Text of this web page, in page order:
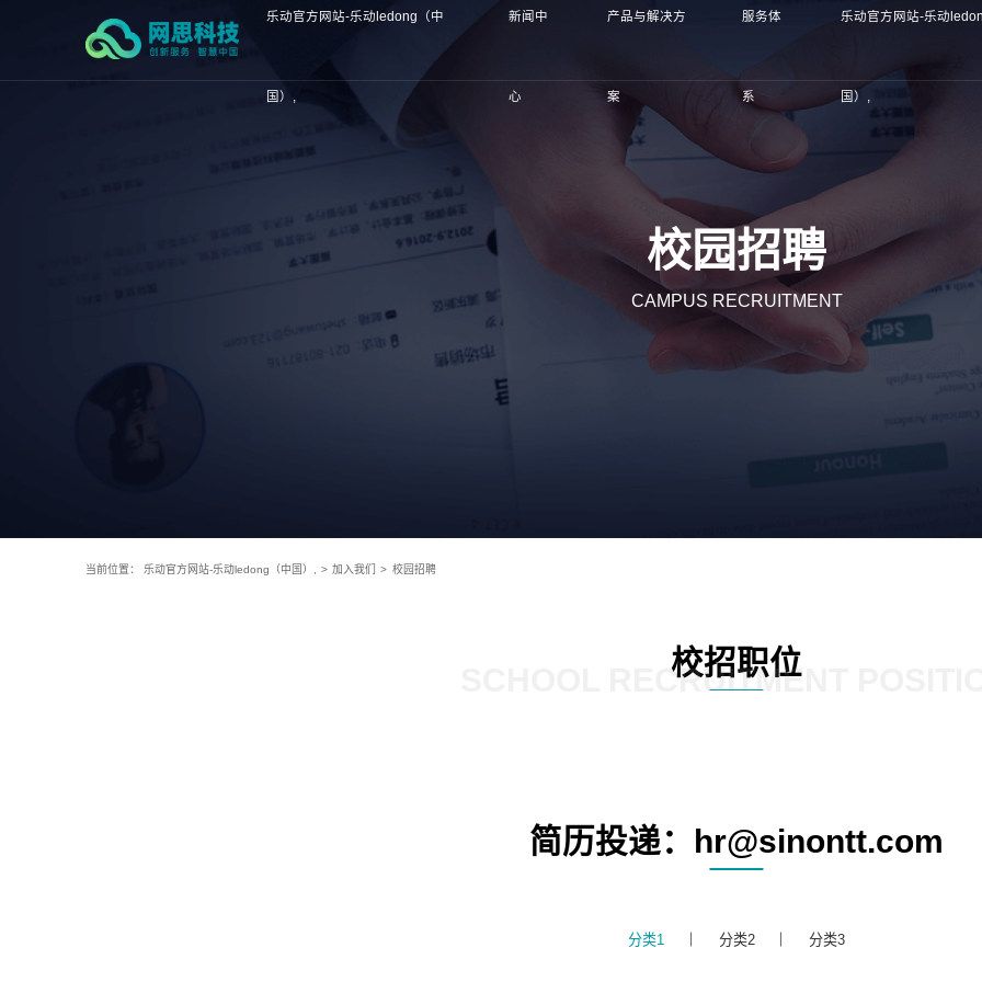
乐动官方网站-乐动ledong（中
国）,
新闻中
心
产品与解决方
案
服务体
系
乐动官方网站-乐动
国）,
校园招聘
CAMPUS RECRUITMENT
当前位置： 乐动官方网站-乐动ledong（中国）, > 加入我们 > 校园招聘
校招职位
SCHOOL RECRUITMENT
简历投递：hr@sinontt.com
分类1 分类2 分类3